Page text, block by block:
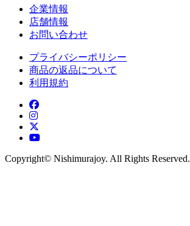
企業情報
店舗情報
お問い合わせ
プライバシーポリシー
商品の返品について
利用規約
Copyright©︎ Nishimurajoy. All Rights Reserved.